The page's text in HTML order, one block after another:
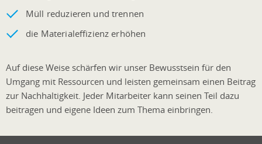
Müll reduzieren und trennen
die Materialeffizienz erhöhen
Auf diese Weise schärfen wir unser Bewusstsein für den
Umgang mit Ressourcen und leisten gemeinsam einen Beitrag
zur Nachhaltigkeit. Jeder Mitarbeiter kann seinen Teil dazu
beitragen und eigene Ideen zum Thema einbringen.